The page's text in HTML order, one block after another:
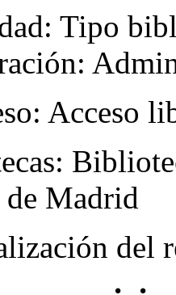
Tipo
Acceso
Madrid
del